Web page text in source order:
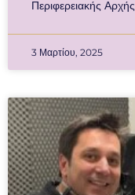
Περιφερειακής Αρχής
3 Μαρτίου, 2025